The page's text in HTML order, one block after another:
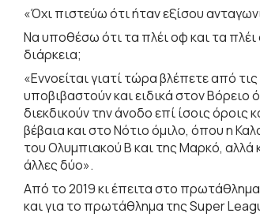
«Όχι πιστεύω ότι ήταν εξίσου
Να υποθέσω ότι τα πλέι οφ και τα
διάρκεια;
«Εννοείται γιατί τώρα βλέπετε από
υποβιβαστούν και ειδικά στον Βόρειο
διεκδικούν την άνοδο επί ίσοις
βέβαια και στο Νότιο όμιλο, όπου η
του Ολυμπιακού Β και της Μαρκό, αλλά
άλλες δύο».
Από το 2019 κι έπειτα στο
και για το πρωτάθλημα της Super